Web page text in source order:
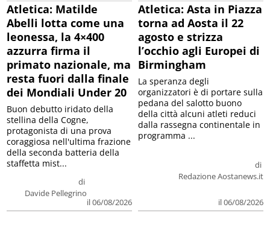
Atletica: Matilde
Abelli lotta come una
leonessa, la 4×400
azzurra firma il
primato nazionale, ma
resta fuori dalla finale
dei Mondiali Under 20
di
Davide Pellegrino
il 06/08/2026
Buon debutto iridato della
stellina della Cogne,
protagonista di una prova
coraggiosa nell'ultima frazione
della seconda batteria della
staffetta mist...
Atletica: Asta in Piazza
torna ad Aosta il 22
agosto e strizza
l’occhio agli Europei di
Birmingham
di
Redazione Aostanews.it
il 06/08/2026
La speranza degli
organizzatori è di portare sulla
pedana del salotto buono
della città alcuni atleti reduci
dalla rassegna continentale in
programma ...